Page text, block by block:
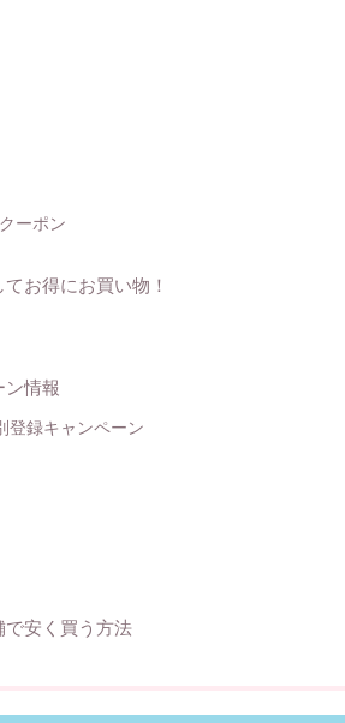
ーポン
お得にお買い物！
ン情報
登録キャンペーン
で安く買う方法